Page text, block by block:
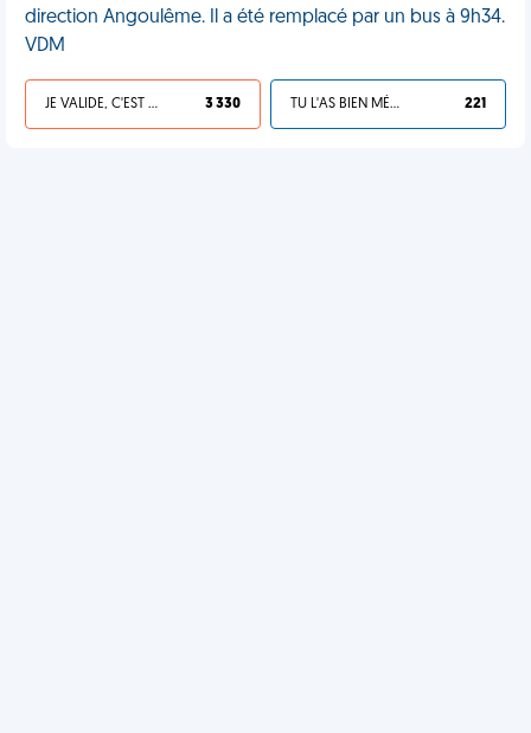
direction Angoulême. Il a été remplacé par un bus à 9h34.
VDM
JE VALIDE, C'EST UNE VDM 3 330 TU L'AS BIEN MÉRITÉ 221